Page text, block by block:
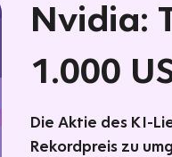
Nvidia:
1.000
Die Aktie des KI-
Rekordpreis zu